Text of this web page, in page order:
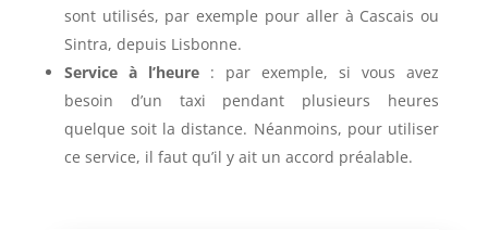
sont utilisés, par exemple pour aller à Cascais ou
Sintra, depuis Lisbonne.
Service à l’heure: par exemple, si vous avez
besoin d’un taxi pendant plusieurs heures
quelque soit la distance. Néanmoins, pour utiliser
ce service, il faut qu’il y ait un accord préalable.